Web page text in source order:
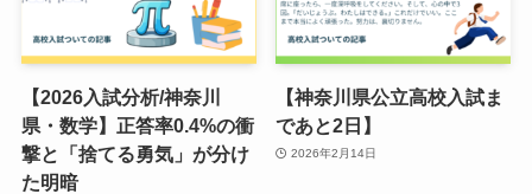
【2026入試分析/神奈川
県・数学】正答率0.4%の衝
撃と「捨てる勇気」が分け
た明暗
【神奈川県公立高校入試ま
であと2日】
2026年2月14日